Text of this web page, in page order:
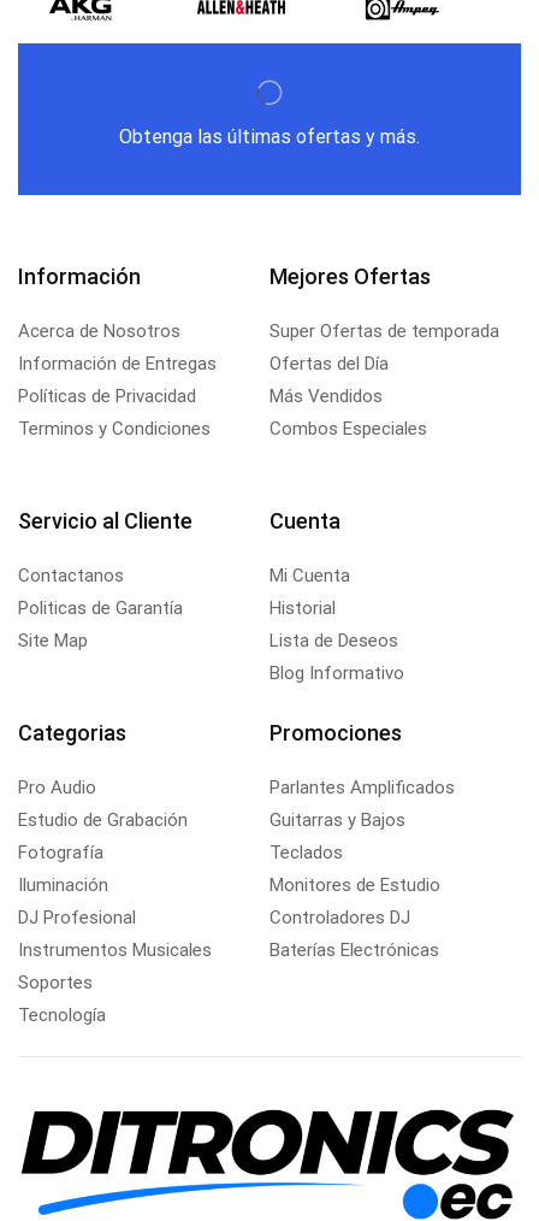
Obtenga las últimas ofertas y más.
Información
Acerca de Nosotros
Información de Entregas
Políticas de Privacidad
Terminos y Condiciones
Mejores Ofertas
Super Ofertas de temporada
Ofertas del Día
Más Vendidos
Combos Especiales
Servicio al Cliente
Contactanos
Politicas de Garantía
Site Map
Cuenta
Mi Cuenta
Historial
Lista de Deseos
Blog Informativo
Categorias
Pro Audio
Estudio de Grabación
Fotografía
Iluminación
DJ Profesional
Instrumentos Musicales
Soportes
Tecnología
Promociones
Parlantes Amplificados
Guitarras y Bajos
Teclados
Monitores de Estudio
Controladores DJ
Baterías Electrónicas